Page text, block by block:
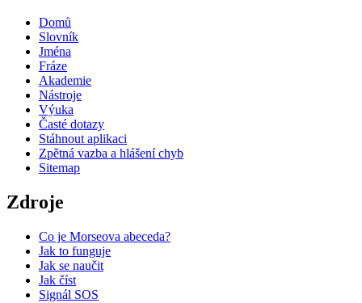
Domů
Slovník
Jména
Fráze
Akademie
Nástroje
Výuka
Časté dotazy
Stáhnout aplikaci
Zpětná vazba a hlášení chyb
Sitemap
Zdroje
Co je Morseova abeceda?
Jak to funguje
Jak se naučit
Jak číst
Signál SOS